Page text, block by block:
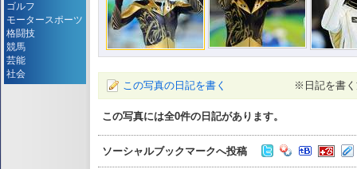
この写真の日記を書く ※日記を書
この写真には全0件の日記があります。
ソーシャルブックマークへ投稿
ゴルフ
モータースポーツ
格闘技
競馬
芸能
社会